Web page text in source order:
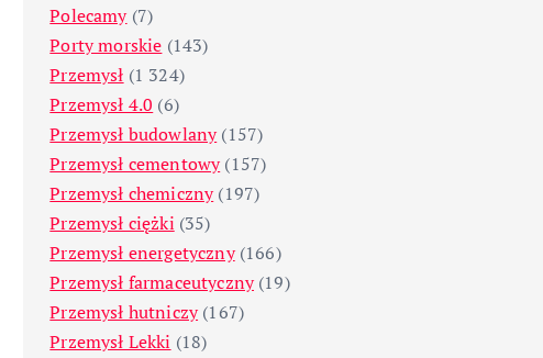
Polecamy(7)
Porty morskie (143)
Przemysł (1 324)
Przemysł 4.0 (6)
Przemysł budowlany(157)
Przemysł cementowy(157)
Przemysł chemiczny(197)
Przemysł ciężki (35)
Przemysł energetyczny(166)
Przemysł farmaceutyczny(19)
Przemysł hutniczy(167)
Przemysł Lekki (18)